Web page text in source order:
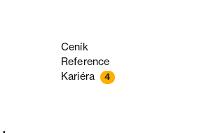
Ceník
Reference
Kariéra 4